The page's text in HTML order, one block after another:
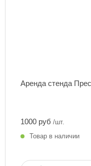
Аренда стенда
1000 руб /шт.
Товар в наличии